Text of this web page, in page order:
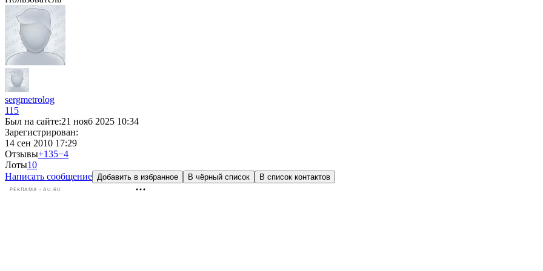
sergmetrolog
115
Был на сайте:21 нояб 2025 10:34
Зарегистрирован:
14 сен 2010 17:29
Отзывы+135−4
Лоты10
Написать сообщение Добавить в избранное В чёрный список В список контактов
РЕКЛАМА • AU.RU